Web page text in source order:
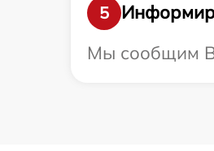
5
Мы сообщим